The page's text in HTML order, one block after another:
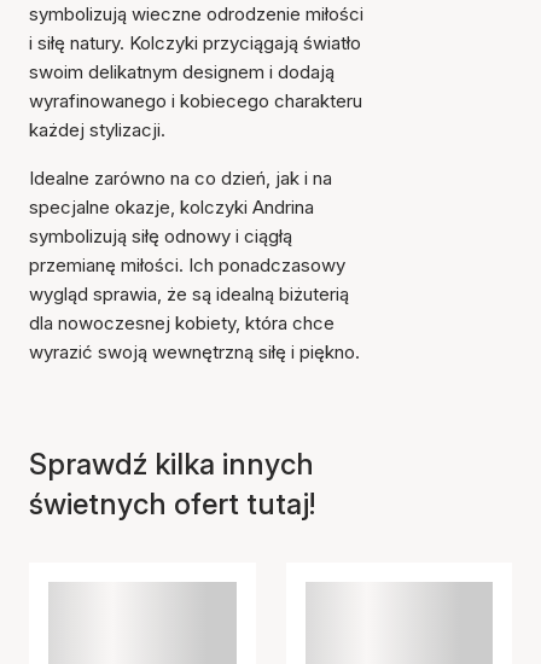
Przedmiot został dodany
do koszyka
symbolizują wieczne odrodzenie miłości
i siłę natury. Kolczyki przyciągają światło
swoim delikatnym designem i dodają
wyrafinowanego i kobiecego charakteru
każdej stylizacji.
Idealne zarówno na co dzień, jak i na
specjalne okazje, kolczyki Andrina
symbolizują siłę odnowy i ciągłą
przemianę miłości. Ich ponadczasowy
wygląd sprawia, że są idealną biżuterią
dla nowoczesnej kobiety, która chce
wyrazić swoją wewnętrzną siłę i piękno.
Sprawdź kilka innych
świetnych ofert tutaj!